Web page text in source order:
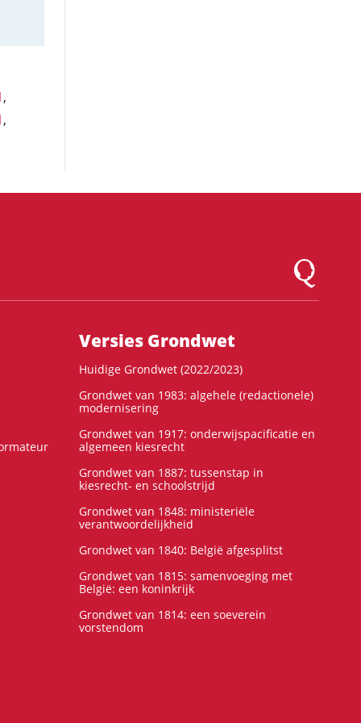
,
,
Logo
Versies Grondwet
Huidige Grondwet (2022/2023)
Grondwet van 1983: algehele (redactionele)
modernisering
Grondwet van 1917: onderwijspacificatie en
algemeen kiesrecht
Grondwet van 1887: tussenstap in
kiesrecht- en schoolstrijd
Grondwet van 1848: ministeriële
verantwoordelijkheid
Grondwet van 1840: België afgesplitst
Grondwet van 1815: samenvoeging met
België: een koninkrijk
Grondwet van 1814: een soeverein
vorstendom